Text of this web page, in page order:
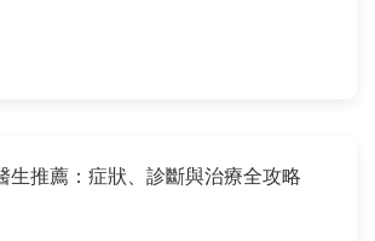
答。從症狀辨識到檢查流程，全方